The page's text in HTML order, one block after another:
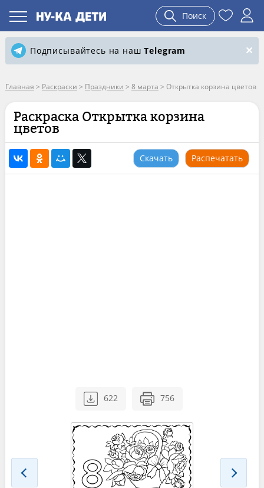
Поиск
Подписывайтесь на нашTelegram
Главная > Раскраски > Праздники > 8 марта > Открытка корзина цветов
Раскраска Открытка корзина
цветов
Скачать Распечатать
622 756